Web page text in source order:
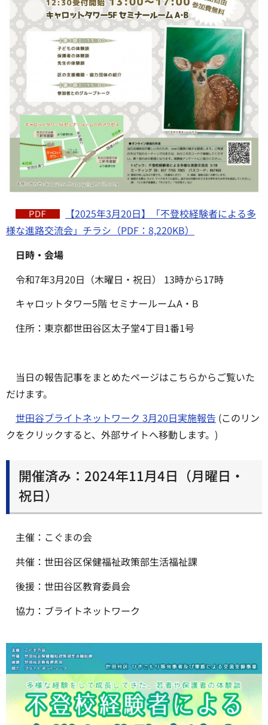
【2025年3月20日】「不登校経験者による多
様な進路交流会」チラシ（PDF：8,220KB）
日時・会場
令和7年3月20日（木曜日・祝日） 13時から17時
キャロットタワー5階 セミナールームA・B
住所：東京都世田谷区太子堂4丁目1番1号
当日の報告記事をまとめたページはこちらからご覧いた
だけます。
世田谷ブライトネットワーク 3月20日実施報告 (このリン
クをクリックすると、外部サイトへ移動します。)
開催済み：2024年11月4日（月曜日・
祝日）
主催：こぐまの会
共催：世田谷区保健福祉政策部生活福祉課
後援：世田谷区教育委員会
協力：ブライトネットワーク